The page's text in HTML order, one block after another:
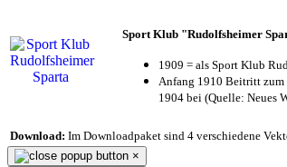
Sport Klub "Rudolfsheimer
1909 = als Sport Klub
Anfang 1910 Beitritt zum
1904 bei (Quelle: Neues
Download: Im Downloadpaket sind 4 verschiedene
×